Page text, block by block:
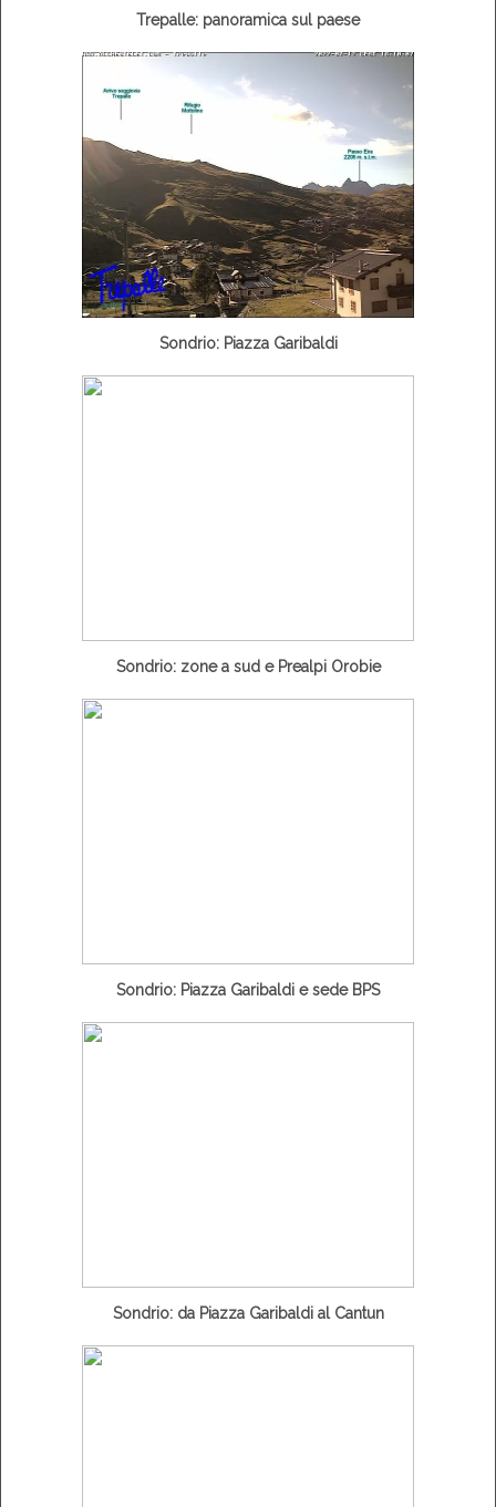
Trepalle: panoramica sul paese
Sondrio: Piazza Garibaldi
Sondrio: zone a sud e Prealpi Orobie
Sondrio: Piazza Garibaldi e sede BPS
Sondrio: da Piazza Garibaldi al Cantun